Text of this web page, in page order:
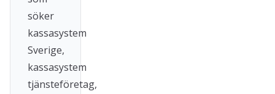
söker
kassasystem
Sverige,
kassasystem
tjänsteföretag,